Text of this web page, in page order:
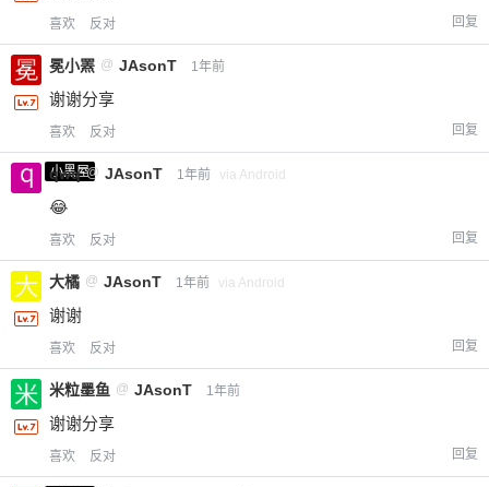
喜欢 反对 回复
冕小罴 @ JAsonT 1年前
谢谢分享
喜欢 反对 回复
小黑屋
qwq @ JAsonT 1年前 via Android
😂
喜欢 反对 回复
大橘 @ JAsonT 1年前 via Android
谢谢
喜欢 反对 回复
米粒墨鱼 @ JAsonT 1年前
谢谢分享
喜欢 反对 回复